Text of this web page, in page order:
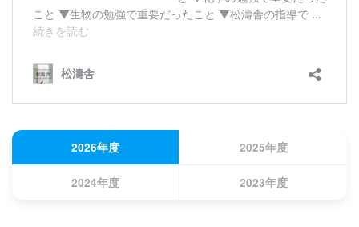
2026年度 2025年度
2024年度 2023年度